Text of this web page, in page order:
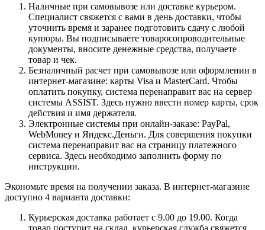
Наличные при самовывозе или доставке курьером.
Специалист свяжется с вами в день доставки, чтобы
уточнить время и заранее подготовить сдачу с любой
купюры. Вы подписываете товаросопроводительные
документы, вносите денежные средства, получаете
товар и чек.
Безналичный расчет при самовывозе или оформлении в
интернет-магазине: карты Visa и MasterCard. Чтобы
оплатить покупку, система перенаправит вас на сервер
системы ASSIST. Здесь нужно ввести номер карты, срок
действия и имя держателя.
Электронные системы при онлайн-заказе: PayPal,
WebMoney и Яндекс.Деньги. Для совершения покупки
система перенаправит вас на страницу платежного
сервиса. Здесь необходимо заполнить форму по
инструкции.
Экономьте время на получении заказа. В интернет-магазине
доступно 4 варианта доставки:
Курьерская доставка работает с 9.00 до 19.00. Когда
товар поступит на склад, курьерская служба свяжется